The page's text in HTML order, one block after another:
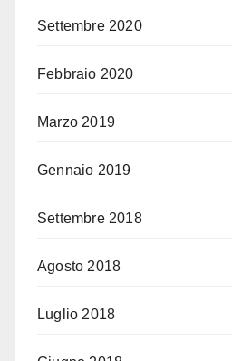
Settembre 2020
Febbraio 2020
Marzo 2019
Gennaio 2019
Settembre 2018
Agosto 2018
Luglio 2018